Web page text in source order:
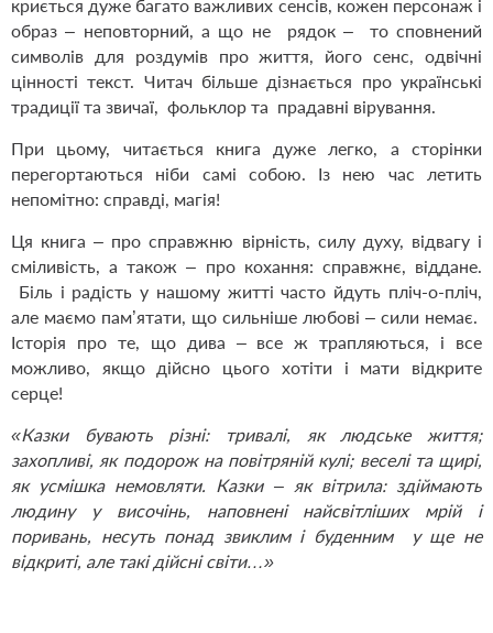
криється дуже багато важливих сенсів, кожен персонаж і
образ – неповторний, а що не рядок – то сповнений
символів для роздумів про життя, його сенс, одвічні
цінності текст. Читач більше дізнається про українські
традиції та звичаї, фольклор та прадавні вірування.
При цьому, читається книга дуже легко, а сторінки
перегортаються ніби самі собою. Із нею час летить
непомітно: справді, магія!
Ця книга – про справжню вірність, силу духу, відвагу і
сміливість, а також – про кохання: справжнє, віддане.
Біль і радість у нашому житті часто йдуть пліч-о-пліч,
але маємо пам’ятати, що сильніше любові – сили немає.
Історія про те, що дива – все ж трапляються, і все
можливо, якщо дійсно цього хотіти і мати відкрите
серце!
«Казки бувають різні: тривалі, як людське життя;
захопливі, як подорож на повітряній кулі; веселі та щирі,
як усмішка немовляти. Казки – як вітрила: здіймають
людину у височінь, наповнені найсвітліших мрій і
поривань, несуть понад звиклим і буденним у ще не
відкриті, але такі дійсні світи…»